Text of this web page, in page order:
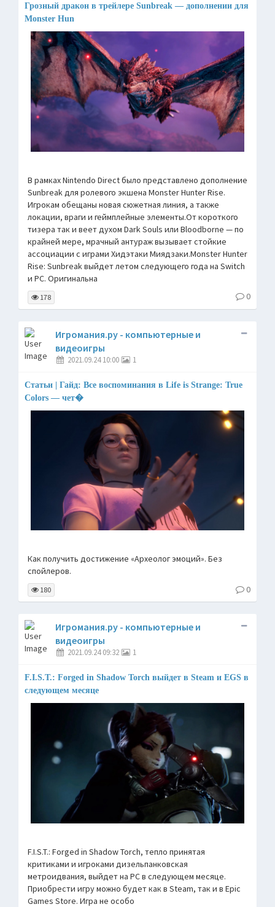
Грозный дракон в трейлере Sunbreak — дополнении для
Monster Hun
В рамках Nintendo Direct было представлено дополнение
Sunbreak для ролевого экшена Monster Hunter Rise.
Игрокам обещаны новая сюжетная линия, а также
локации, враги и геймплейные элементы.От короткого
тизера так и веет духом Dark Souls или Bloodborne — по
крайней мере, мрачный антураж вызывает стойкие
ассоциации с играми Хидэтаки Миядзаки.Monster Hunter
Rise: Sunbreak выйдет летом следующего года на Switch
и PC. Оригинальна
178 0
Игромания.ру - компьютерные и
видеоигры
2021.09.24 10:00 1
Статьи | Гайд: Все воспоминания в Life is Strange: True
Colors — чет�
Как получить достижение «Археолог эмоций». Без
спойлеров.
180 0
Игромания.ру - компьютерные и
видеоигры
2021.09.24 09:32 1
F.I.S.T.: Forged in Shadow Torch выйдет в Steam и EGS в
следующем месяце
F.I.S.T.: Forged in Shadow Torch, тепло принятая
критиками и игроками дизельпанковская
метроидвания, выйдет на PC в следующем месяце.
Приобрести игру можно будет как в Steam, так и в Epic
Games Store. Игра не особо